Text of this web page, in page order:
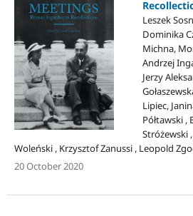
Leszek
Dominika
Michna,
Andrzej
Jerzy
Lipiec,
Półtawski ,
Stróżewski
Woleński , Krzysztof Zanussi , Leopold
20 October 2020